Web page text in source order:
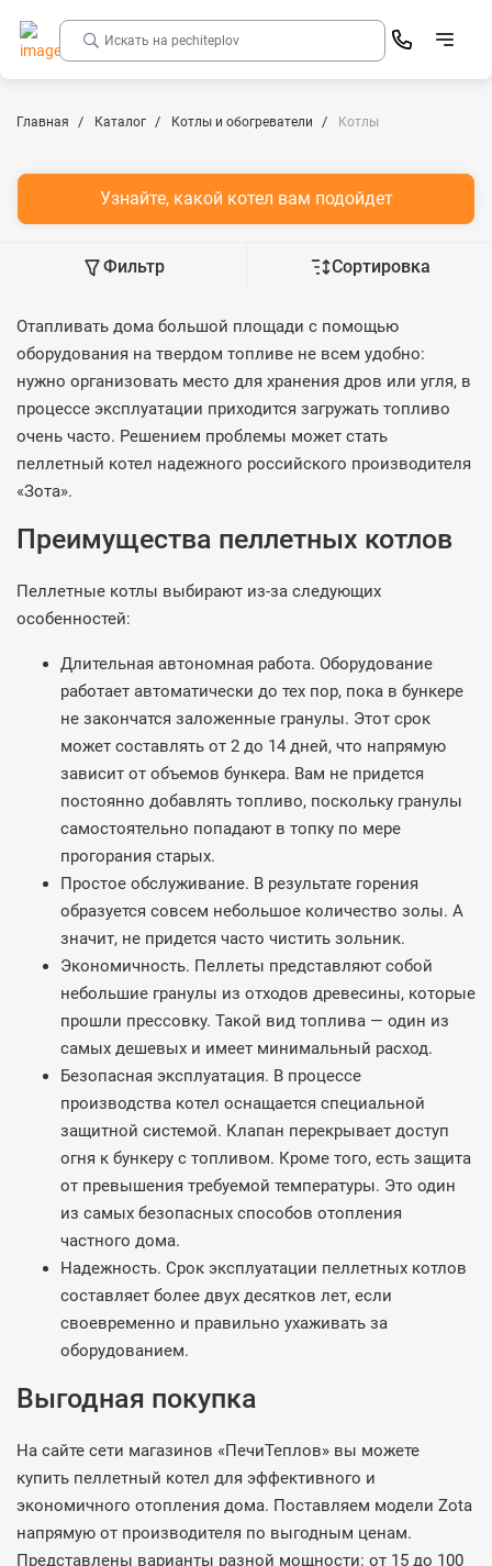
Главная Каталог Котлы и обогреватели Котлы
Узнайте, какой котел вам подойдет
Фильтр Сортировка
Отапливать дома большой площади с помощью
оборудования на твердом топливе не всем удобно:
нужно организовать место для хранения дров или угля, в
процессе эксплуатации приходится загружать топливо
очень часто. Решением проблемы может стать
пеллетный котел надежного российского производителя
«Зота».
Преимущества пеллетных котлов
Пеллетные котлы выбирают из-за следующих
особенностей:
Длительная автономная работа. Оборудование
работает автоматически до тех пор, пока в бункере
не закончатся заложенные гранулы. Этот срок
может составлять от 2 до 14 дней, что напрямую
зависит от объемов бункера. Вам не придется
постоянно добавлять топливо, поскольку гранулы
самостоятельно попадают в топку по мере
прогорания старых.
Простое обслуживание. В результате горения
образуется совсем небольшое количество золы. А
значит, не придется часто чистить зольник.
Экономичность. Пеллеты представляют собой
небольшие гранулы из отходов древесины, которые
прошли прессовку. Такой вид топлива — один из
самых дешевых и имеет минимальный расход.
Безопасная эксплуатация. В процессе
производства котел оснащается специальной
защитной системой. Клапан перекрывает доступ
огня к бункеру с топливом. Кроме того, есть защита
от превышения требуемой температуры. Это один
из самых безопасных способов отопления
частного дома.
Надежность. Срок эксплуатации пеллетных котлов
составляет более двух десятков лет, если
своевременно и правильно ухаживать за
оборудованием.
Выгодная покупка
На сайте сети магазинов «ПечиТеплов» вы можете
купить пеллетный котел для эффективного и
экономичного отопления дома. Поставляем модели Zota
напрямую от производителя по выгодным ценам.
Представлены варианты разной мощности: от 15 до 100